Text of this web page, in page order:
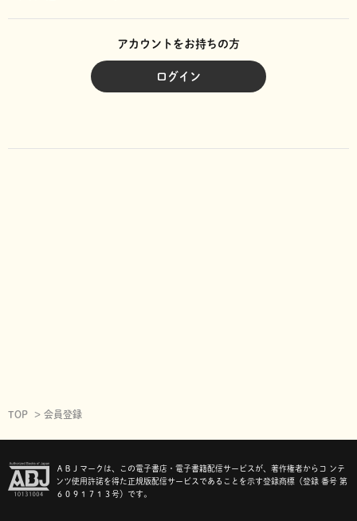
アカウントをお持ちの方
ログイン
TOP 会員登録
ＡＢＪマークは、この電子書店・電子書籍配信サービスが、著作権者からコ ンテ
ンツ使用許諾を得た正規版配信サービスであることを示す登録商標（登録 番号 第
６０９１７１３号）です。